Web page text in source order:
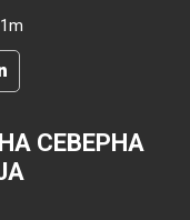
СЕВЕРНА